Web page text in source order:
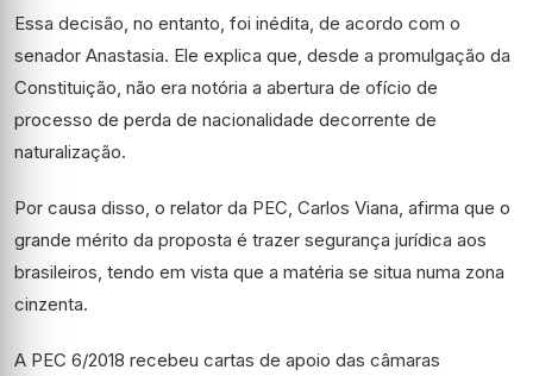
Essa decisão, no entanto, foi inédita, de acordo com o
senador Anastasia. Ele explica que, desde a promulgação da
Constituição, não era notória a abertura de ofício de
processo de perda de nacionalidade decorrente de
naturalização.
Por causa disso, o relator da PEC, Carlos Viana, afirma que o
grande mérito da proposta é trazer segurança jurídica aos
brasileiros, tendo em vista que a matéria se situa numa zona
cinzenta.
A PEC 6/2018 recebeu cartas de apoio das câmaras